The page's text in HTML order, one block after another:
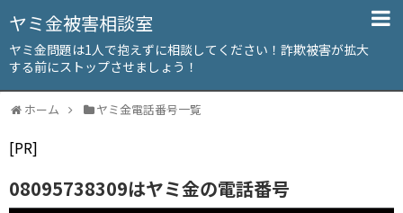
ヤミ金被害相談室
ヤミ金問題は1人で抱えずに相談してください！詐欺被害が拡大
する前にストップさせましょう！
ホーム ヤミ金電話番号一覧
[PR]
08095738309はヤミ金の電話番号